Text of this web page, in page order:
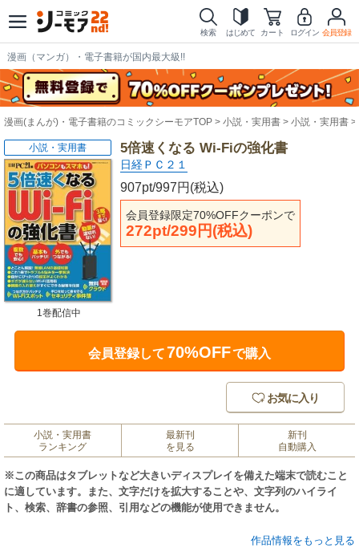
検索 はじめて カート ログイン 会員登録
漫画（マンガ）・電子書籍が国内最大級!!
漫画(まんが)・電子書籍のコミックシーモアTOP 小説・実用書 小説・実用書
5倍速くなる Wi-Fiの強化書
日経ＰＣ２１
907pt/997円(税込)
会員登録限定70%OFFクーポンで
272pt/299円(税込)
小説・実用書
1巻配信中
会員登録して70%OFFで購入
お気に入り
小説・実用書
ランキング
最新刊
を見る
新刊
自動購入
※この商品はタブレットなど大きいディスプレイを備えた端末で読むこと
に適しています。また、文字だけを拡大することや、文字列のハイライ
ト、検索、辞書の参照、引用などの機能が使用できません。
作品情報をもっと見る